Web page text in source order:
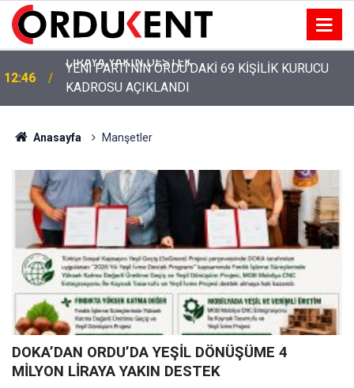
12:46
YENİ PARTİ’NİN ORDU’DAKİ 69 KİŞİLİK KURUCU
KADROSU AÇIKLANDI
Anasayfa Manşetler
DOKA’DAN ORDU’DA YEŞİL DÖNÜŞÜME 4
MİLYON LİRAYA YAKIN DESTEK